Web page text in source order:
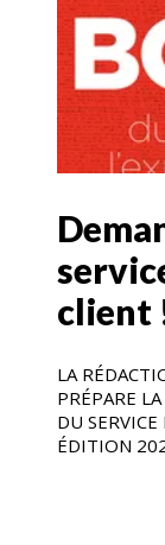
client
LA
PRÉPARE
DU
ÉDITION